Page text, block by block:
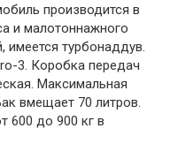
производится в
и малотоннажного
имеется турбонаддув.
3. Коробка передач
Максимальная
вмещает 70 литров.
600 до 900 кг в